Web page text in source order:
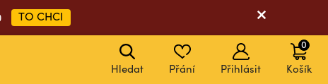
TO CHCI
Hledat Přání Přihlásit Košík
0